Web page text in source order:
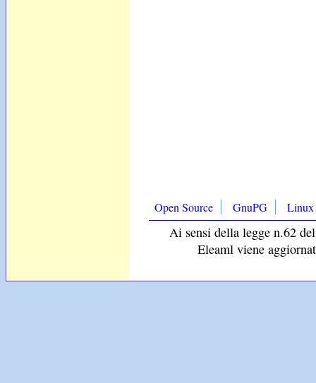
Open Source GnuPG Linux
Ai sensi della legge n.62
Eleaml viene